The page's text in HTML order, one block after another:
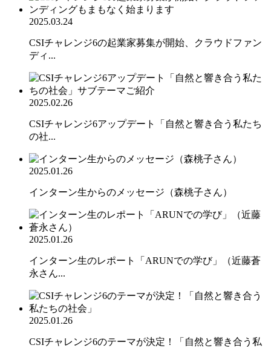
2025.03.24
CSIチャレンジ6の起業家募集が開始、クラウドファン
ディ...
2025.02.26
CSIチャレンジ6アップデート「自然と響き合う私たち
の社...
2025.01.26
インターン生からのメッセージ（森桃子さん）
2025.01.26
インターン生のレポート「ARUNでの学び」（近藤蒼
永さん...
2025.01.26
CSIチャレンジ6のテーマが決定！「自然と響き合う私